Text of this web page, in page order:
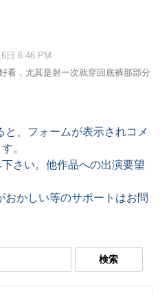
日 6:46 PM
看，尤其是射一次就穿回底裤那部分
、フォームが表示されコメ
。
さい。他作品への出演要望
おかしい等のサポートはお問